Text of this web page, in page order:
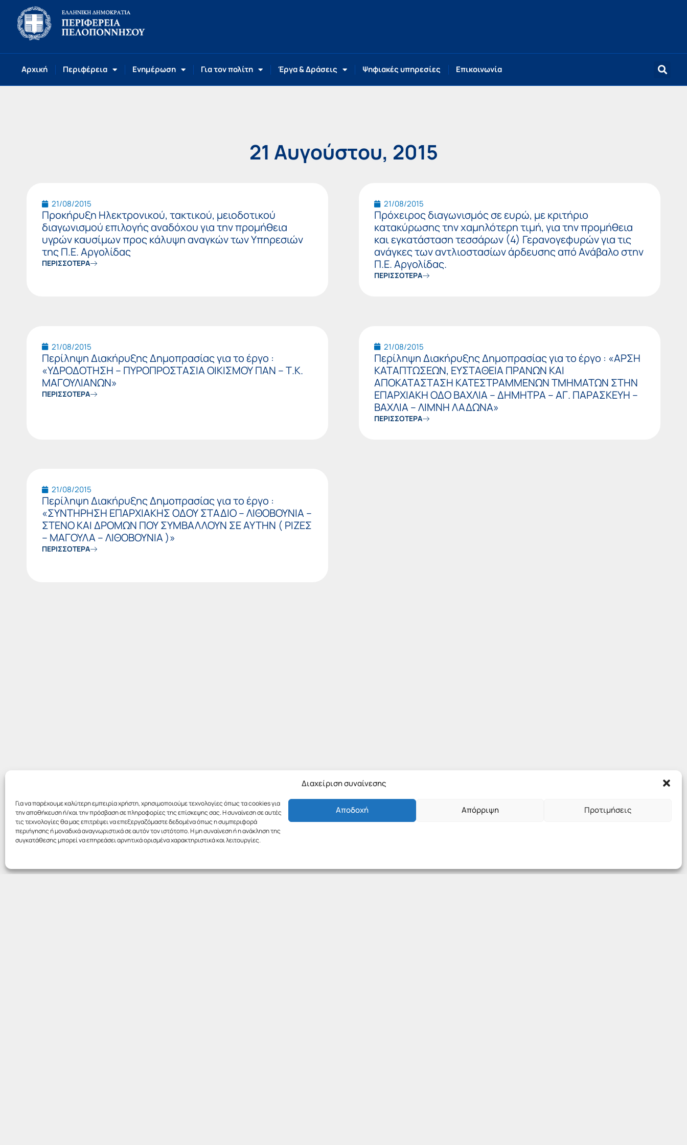
Διαχείριση συναίνεσης
Για να παρέχουμε καλύτερη εμπειρία χρήστη, χρησιμοποιούμε τεχνολογίες όπως τα cookies για
την αποθήκευση ή/και την πρόσβαση σε πληροφορίες της επίσκεψης σας. Η συναίνεση σε αυτές
τις τεχνολογίες θα μας επιτρέψει να επεξεργαζόμαστε δεδομένα όπως η συμπεριφορά
περιήγησης ή μοναδικά αναγνωριστικά σε αυτόν τον ιστότοπο. Η μη συναίνεση ή η ανάκληση της
συγκατάθεσης μπορεί να επηρεάσει αρνητικά ορισμένα χαρακτηριστικά και λειτουργίες.
Αποδοχή Απόρριψη Προτιμήσεις
Αρχική Περιφέρεια Ενημέρωση Για τον πολίτη Έργα & Δράσεις Ψηφιακές υπηρεσίες Επικοινωνία
21 Αυγούστου, 2015
21/08/2015
Προκήρυξη Ηλεκτρονικού, τακτικού, μειοδοτικού
διαγωνισμού επιλογής αναδόχου για την προμήθεια
υγρών καυσίμων προς κάλυψη αναγκών των Υπηρεσιών
της Π.Ε. Αργολίδας
ΠΕΡΙΣΣΟΤΕΡΑ
21/08/2015
Πρόχειρος διαγωνισμός σε ευρώ, με κριτήριο
κατακύρωσης την χαμηλότερη τιμή, για την προμήθεια
και εγκατάσταση τεσσάρων (4) Γερανογεφυρών για τις
ανάγκες των αντλιοστασίων άρδευσης από Ανάβαλο στην
Π.Ε. Αργολίδας.
ΠΕΡΙΣΣΟΤΕΡΑ
21/08/2015
Περίληψη Διακήρυξης Δημοπρασίας για το έργο :
«ΥΔΡΟΔΟΤΗΣΗ – ΠΥΡΟΠΡΟΣΤΑΣΙΑ ΟΙΚΙΣΜΟΥ ΠΑΝ – Τ.Κ.
ΜΑΓΟΥΛΙΑΝΩΝ»
ΠΕΡΙΣΣΟΤΕΡΑ
21/08/2015
Περίληψη Διακήρυξης Δημοπρασίας για το έργο : «ΑΡΣΗ
ΚΑΤΑΠΤΩΣΕΩΝ, ΕΥΣΤΑΘΕΙΑ ΠΡΑΝΩΝ ΚΑΙ
ΑΠΟΚΑΤΑΣΤΑΣΗ ΚΑΤΕΣΤΡΑΜΜΕΝΩΝ ΤΜΗΜΑΤΩΝ ΣΤΗΝ
ΕΠΑΡΧΙΑΚΗ ΟΔΟ ΒΑΧΛΙΑ – ΔΗΜΗΤΡΑ – ΑΓ. ΠΑΡΑΣΚΕΥΗ –
ΒΑΧΛΙΑ – ΛΙΜΝΗ ΛΑΔΩΝΑ»
ΠΕΡΙΣΣΟΤΕΡΑ
21/08/2015
Περίληψη Διακήρυξης Δημοπρασίας για το έργο :
«ΣΥΝΤΗΡΗΣΗ ΕΠΑΡΧΙΑΚΗΣ ΟΔΟΥ ΣΤΑΔΙΟ – ΛΙΘΟΒΟΥΝΙΑ –
ΣΤΕΝΟ ΚΑΙ ΔΡΟΜΩΝ ΠΟΥ ΣΥΜΒΑΛΛΟΥΝ ΣΕ ΑΥΤΗΝ ( ΡΙΖΕΣ
– ΜΑΓΟΥΛΑ – ΛΙΘΟΒΟΥΝΙΑ )»
ΠΕΡΙΣΣΟΤΕΡΑ